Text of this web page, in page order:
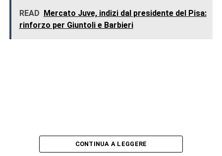
READ Mercato Juve, indizi dal presidente del Pisa:
rinforzo per Giuntoli e Barbieri
CONTINUA A LEGGERE